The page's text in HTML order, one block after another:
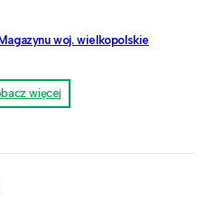
woj. wielkopolskie
więcej